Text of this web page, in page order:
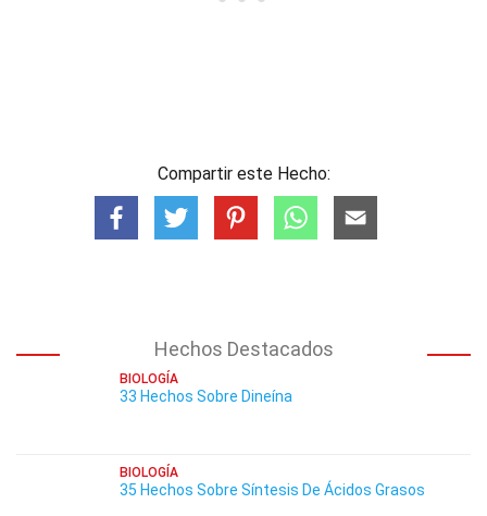
Compartir este Hecho:
Hechos Destacados
BIOLOGÍA
33 Hechos Sobre Dineína
BIOLOGÍA
35 Hechos Sobre Síntesis De Ácidos Grasos